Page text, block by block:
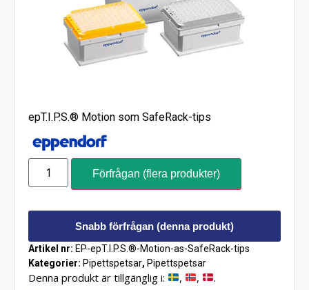
epT.I.P.S.® Motion som SafeRack-tips
Förfrågan (flera produkter)
Snabb förfrågan (denna produkt)
Artikel nr: EP-epT.I.P.S.®-Motion-as-SafeRack-tips
Kategorier: Pipettspetsar, Pipettspetsar
Denna produkt är tillgänglig i: , , .